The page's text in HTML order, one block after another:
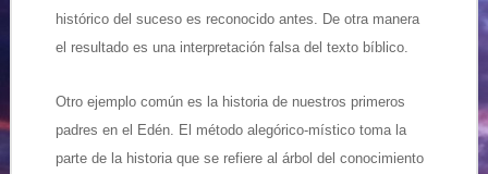
histórico del suceso es reconocido antes. De otra manera
el resultado es una interpretación falsa del texto bíblico.
Otro ejemplo común es la historia de nuestros primeros
padres en el Edén. El método alegórico-místico toma la
parte de la historia que se refiere al árbol del conocimiento